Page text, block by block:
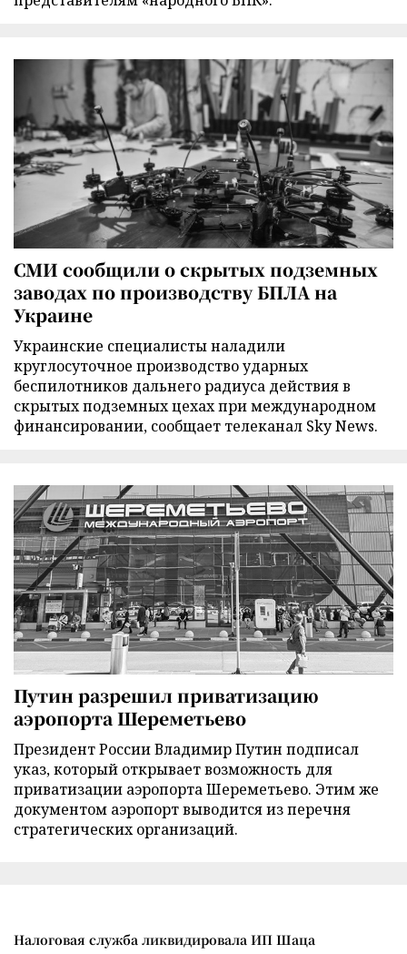
СМИ сообщили о скрытых подземных
заводах по производству БПЛА на
Украине
Украинские специалисты наладили
круглосуточное производство ударных
беспилотников дальнего радиуса действия в
скрытых подземных цехах при международном
финансировании, сообщает телеканал Sky News.
Путин разрешил приватизацию
аэропорта Шереметьево
Президент России Владимир Путин подписал
указ, который открывает возможность для
приватизации аэропорта Шереметьево. Этим же
документом аэропорт выводится из перечня
стратегических организаций.
Налоговая служба ликвидировала ИП Шаца